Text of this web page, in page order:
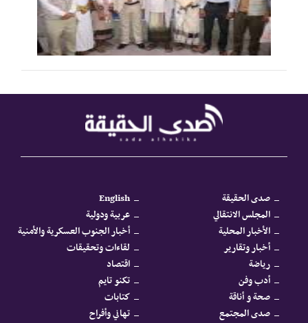
صدى الحقيقة
English
المجلس الانتقالي
عربية ودولية
الأخبار المحلية
أخبار الجنوب العسكرية والأمنية
أخبار وتقارير
لقاءات وتحقيقات
رياضة
اقتصاد
أدب وفن
تكنو تايم
صحة و أناقة
كتابات
صدى المجتمع
تهاني وأفراح